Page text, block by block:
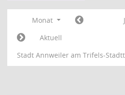
Monat
Aktuell
Stadt Annweiler am Trifels-